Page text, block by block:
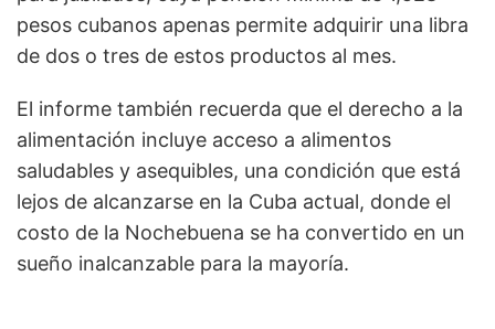
pesos cubanos apenas permite adquirir una libra
de dos o tres de estos productos al mes.
El informe también recuerda que el derecho a la
alimentación incluye acceso a alimentos
saludables y asequibles, una condición que está
lejos de alcanzarse en la Cuba actual, donde el
costo de la Nochebuena se ha convertido en un
sueño inalcanzable para la mayoría.